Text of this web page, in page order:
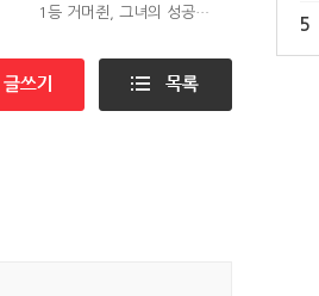
1등 거머쥔, 그녀의 성공팁
5